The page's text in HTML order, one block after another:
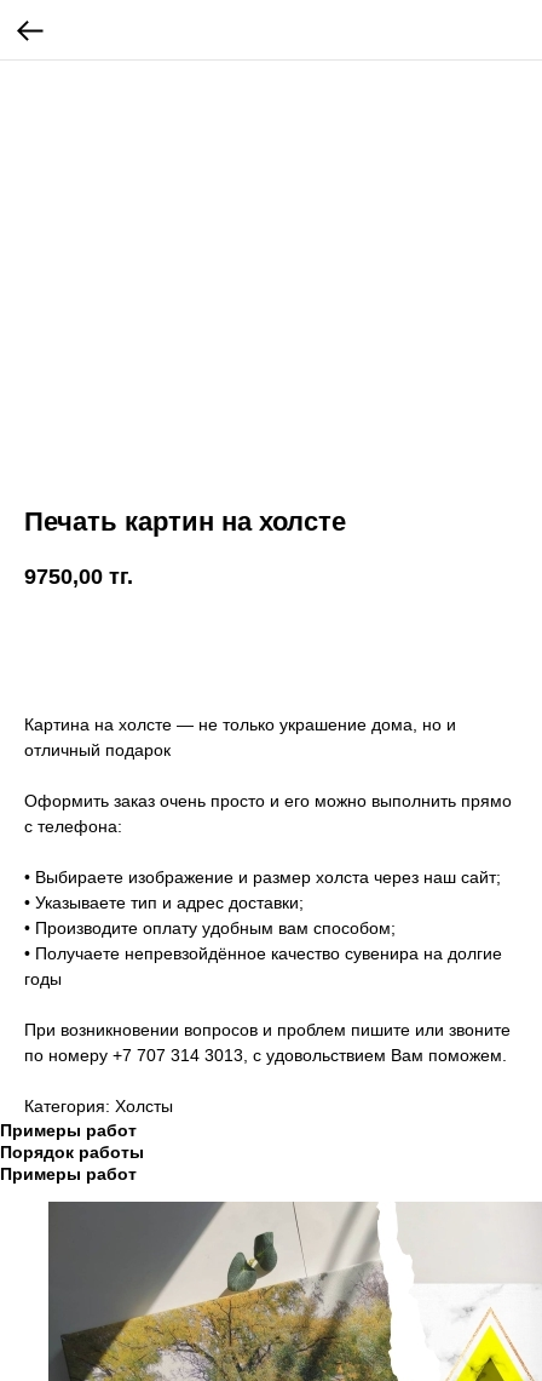
Печать картин на холсте
9750,00 тг.
Картина на холсте — не только украшение дома, но и
отличный подарок
Оформить заказ очень просто и его можно выполнить прямо
с телефона:
• Выбираете изображение и размер холста через наш сайт;
• Указываете тип и адрес доставки;
• Производите оплату удобным вам способом;
• Получаете непревзойдённое качество сувенира на долгие
годы
При возникновении вопросов и проблем пишите или звоните
по номеру +7 707 314 3013, с удовольствием Вам поможем.
Категория: Холсты
Примеры работ
Порядок работы
Примеры работ